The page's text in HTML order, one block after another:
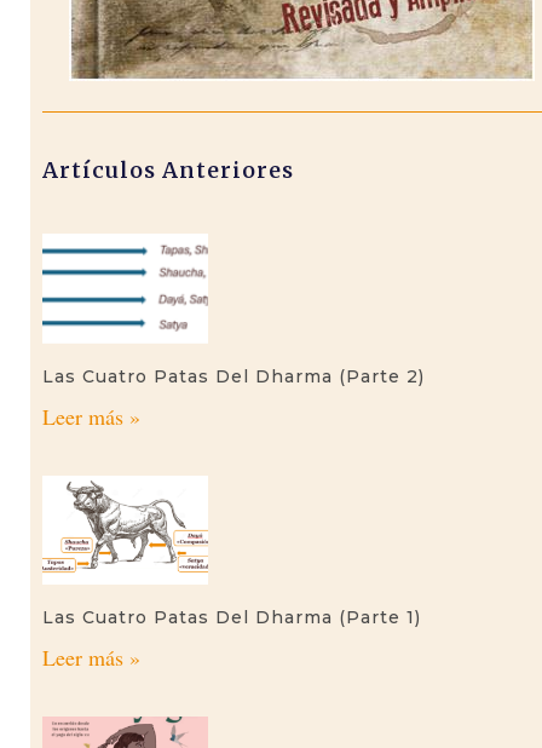
Artículos Anteriores
Las Cuatro Patas Del Dharma (parte 2)
Leer más »
Las Cuatro Patas Del Dharma (parte 1)
Leer más »